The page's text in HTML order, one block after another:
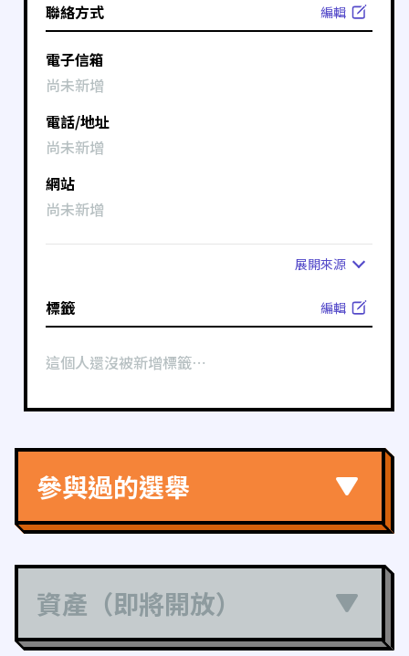
聯絡方式 編輯
電子信箱
尚未新增
電話/地址
尚未新增
網站
尚未新增
展開來源
標籤 編輯
這個人還沒被新增標籤⋯
參與過的選舉
資產（即將開放）